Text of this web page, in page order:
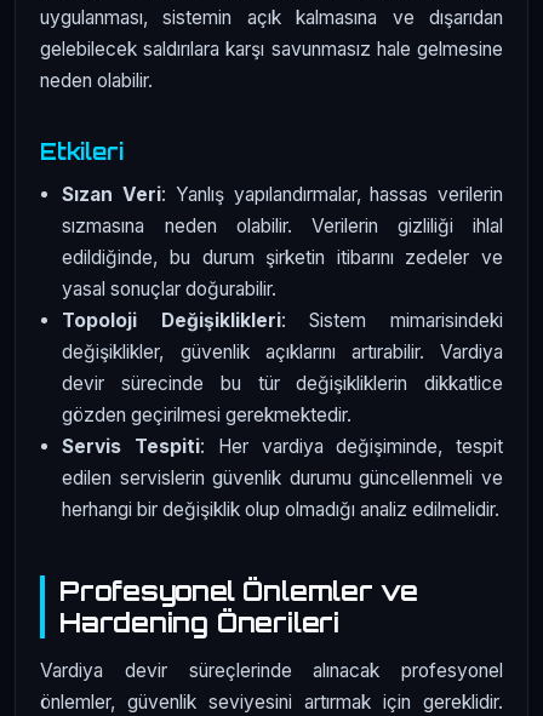
uygulanması, sistemin açık kalmasına ve dışarıdan
gelebilecek saldırılara karşı savunmasız hale gelmesine
neden olabilir.
Etkileri
Sızan Veri: Yanlış yapılandırmalar, hassas verilerin
sızmasına neden olabilir. Verilerin gizliliği ihlal
edildiğinde, bu durum şirketin itibarını zedeler ve
yasal sonuçlar doğurabilir.
Topoloji Değişiklikleri: Sistem mimarisindeki
değişiklikler, güvenlik açıklarını artırabilir. Vardiya
devir sürecinde bu tür değişikliklerin dikkatlice
gözden geçirilmesi gerekmektedir.
Servis Tespiti: Her vardiya değişiminde, tespit
edilen servislerin güvenlik durumu güncellenmeli ve
herhangi bir değişiklik olup olmadığı analiz edilmelidir.
Profesyonel Önlemler ve
Hardening Önerileri
Vardiya devir süreçlerinde alınacak profesyonel
önlemler, güvenlik seviyesini artırmak için gereklidir.